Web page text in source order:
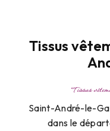
Tissus
Tissus
Saint-André-le-
dans le